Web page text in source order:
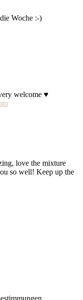
Woche :-)
welcome ♥
love the mixture
so well! Keep up the